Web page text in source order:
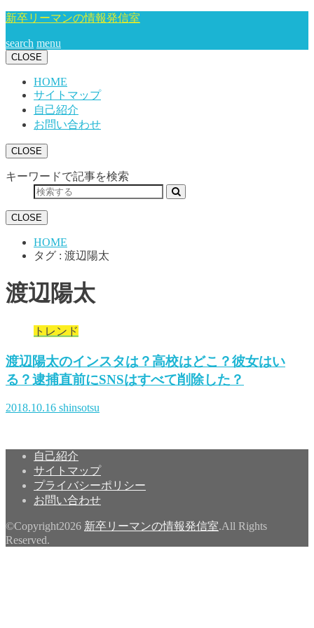
新卒リーマンの情報発信室
search menu
CLOSE
HOME
サイトマップ
自己紹介
お問い合わせ
CLOSE
キーワードで記事を検索
CLOSE
HOME
タグ : 渡辺陽太
渡辺陽太
トレンド
渡辺陽太のインスタは？高校はどこ？彼女はい
る？逮捕直前にSNSはすべて削除した？
2018.10.16 shinsotsu
自己紹介
サイトマップ
プライバシーポリシー
お問い合わせ
©Copyright2026 新卒リーマンの情報発信室.All Rights
Reserved.